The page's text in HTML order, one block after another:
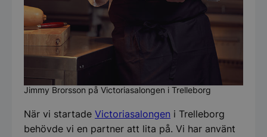
Jimmy Brorsson på Victoriasalongen i Trelleborg
När vi startade Victoriasalongen i Trelleborg
behövde vi en partner att lita på. Vi har använt